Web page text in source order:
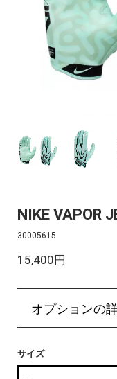
NIKE VAPOR
30005615
15,400円
オプションの
サイズ